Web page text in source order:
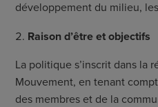
développement du milieu,
Raison d’être et objectifs
La politique s’inscrit dans la
Mouvement, en tenant
des membres et de la